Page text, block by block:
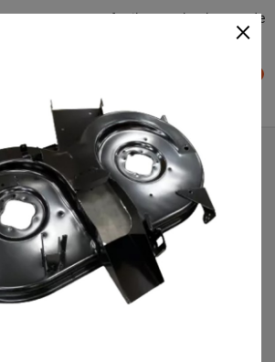
: Trouver facilement le plateau de
Plateau de coupe
105 cm 68304330CS pour MTD 25/105
(2010)
×